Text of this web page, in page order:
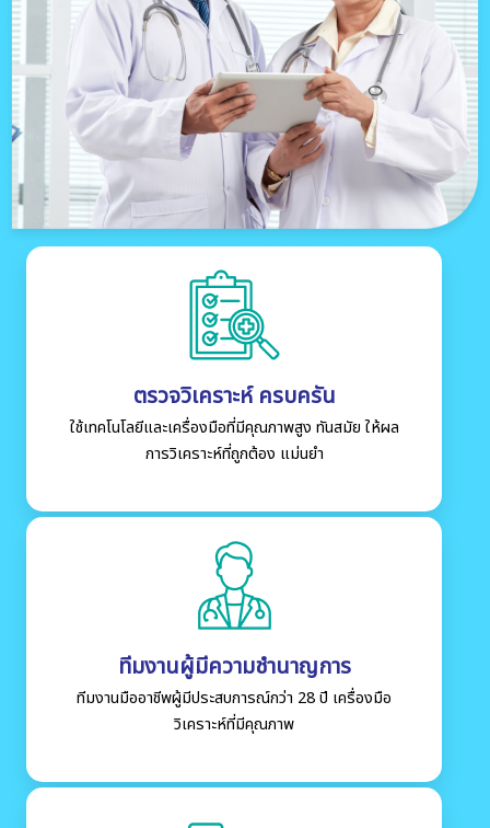
ตรวจวิเคราะห์ ครบครัน
ใช้เทคโนโลยีและเครื่องมือที่มีคุณภาพสูง ทันสมัย ให้ผล
การวิเคราะห์ที่ถูกต้อง แม่นยำ
ทีมงานผู้มีความชำนาญการ
ทีมงานมืออาชีพผู้มีประสบการณ์กว่า 28 ปี เครื่องมือ
วิเคราะห์ที่มีคุณภาพ